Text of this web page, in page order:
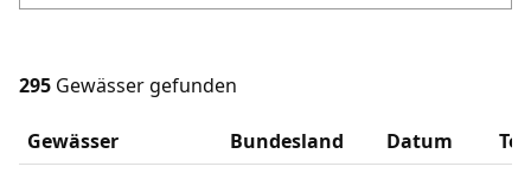
295 Gewässer gefunden
Gewässer Bundesland Datum